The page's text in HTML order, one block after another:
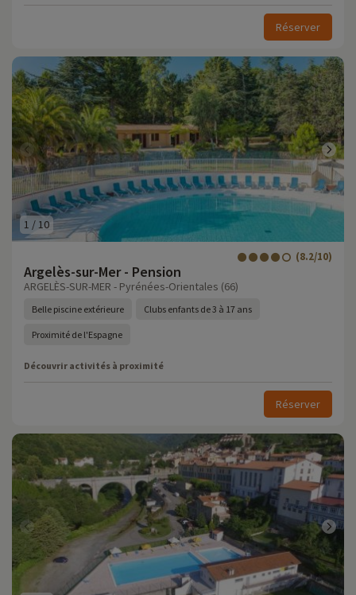
Réserver
1 / 10
Argelès-sur-Mer - Pension
(8.2/10)
ARGELÈS-SUR-MER - Pyrénées-Orientales (66)
Belle piscine extérieure Clubs enfants de 3 à 17 ans
Proximité de l'Espagne
Découvrir activités à proximité
Réserver